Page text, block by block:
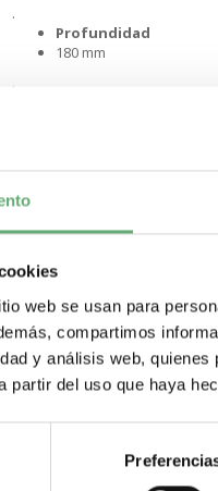
web se usan para
compartimos
y análisis web,
partir del uso que haya
.
Profundidad
180 mm
.
Color
Conforme con REACh
Sí
.
Directiva RoHS UE
Cumplimiento
Sin metales pesados